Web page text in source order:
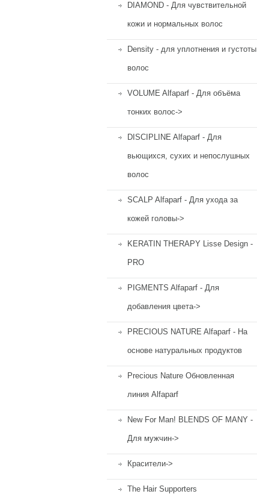
DIAMOND - Для чувствительной
кожи и нормальных волос
Density - для уплотнения и густоты
волос
VOLUME Alfaparf - Для объёма
тонких волос->
DISCIPLINE Alfaparf - Для
вьющихся, сухих и непослушных
волос
SCALP Alfaparf - Для ухода за
кожей головы->
KERATIN THERAPY Lisse Design -
PRO
PIGMENTS Alfaparf - Для
добавления цвета->
PRECIOUS NATURE Alfaparf - На
основе натуральных продуктов
Precious Nature Обновленная
линия Alfaparf
New For Man! BLENDS OF MANY -
Для мужчин->
Красители->
The Hair Supporters